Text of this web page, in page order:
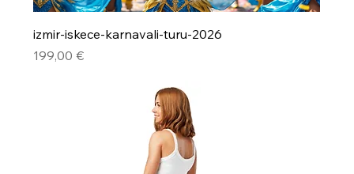
izmir-iskece-karnavali-turu-2026
Precio
199,00 €